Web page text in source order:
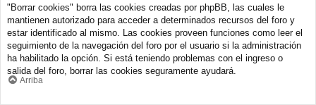
"Borrar cookies" borra las cookies creadas por phpBB, las cuales le
mantienen autorizado para acceder a determinados recursos del foro y
estar identificado al mismo. Las cookies proveen funciones como leer el
seguimiento de la navegación del foro por el usuario si la administración
ha habilitado la opción. Si está teniendo problemas con el ingreso o
salida del foro, borrar las cookies seguramente ayudará.
Arriba